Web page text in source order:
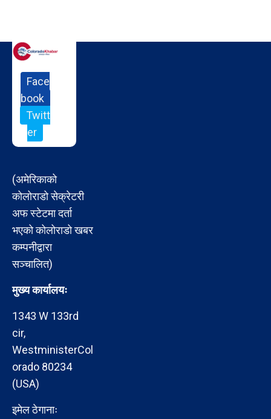
Face
book
Twitt
er
(अमेरिकाको
कोलोराडो सेक्रेटरी
अफ स्टेटमा दर्ता
भएको कोलोराडो खबर
कम्पनीद्वारा
सञ्चालित)
मुख्य कार्यालयः
1343 W 133rd
cir,
WestministerCol
orado 80234
(USA)
इमेल ठेगानाः